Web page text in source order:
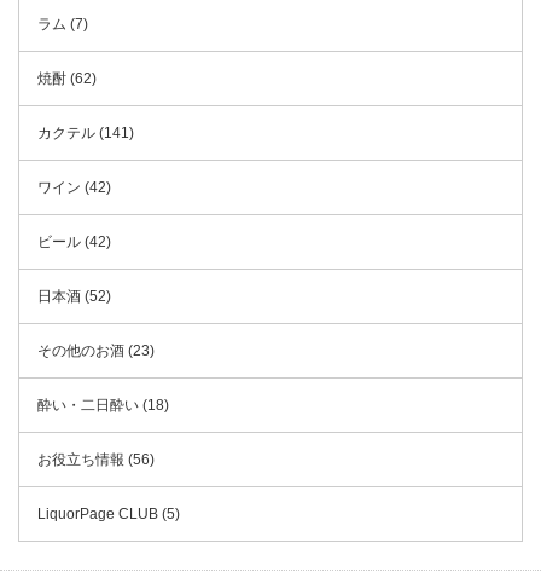
ラム (7)
焼酎 (62)
カクテル (141)
ワイン (42)
ビール (42)
日本酒 (52)
その他のお酒 (23)
酔い・二日酔い (18)
お役立ち情報 (56)
LiquorPage CLUB (5)